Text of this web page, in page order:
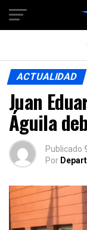
ACTUALIDAD
Juan
Águila
Publicado
Por